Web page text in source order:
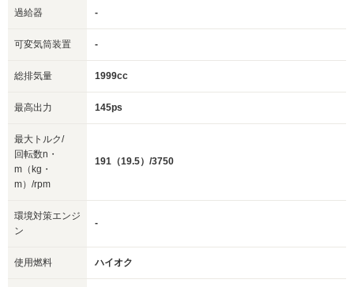
過給器 -
可変気筒装置 -
総排気量 1999cc
最高出力 145ps
最大トルク/
回転数n・
m（kg・
m）/rpm
191（19.5）/3750
環境対策エンジ
ン
-
使用燃料 ハイオク